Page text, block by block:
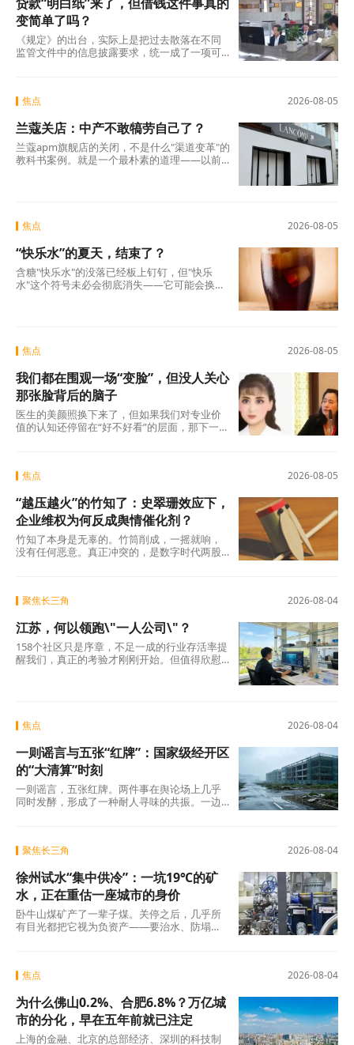
变简单了吗？
《规定》的出台，实际上是把过去散落在不同
监管文件中的信息披露要求，统一成了一项可
获客、担保增信等领域的第三方合作机构统一
须在你借钱之前，把全部费用列在一张表上，
算清年化综合成本，让你签字确认。 这张表，
业内称之为贷款“明白纸”。
2026-08-05
焦点
兰蔻关店：中产不敢犒劳自己了？
兰蔻apm旗舰店的关闭，不是什么"渠道变革"的
教科书案例。就是一个最朴素的道理——以前
2026-08-05
焦点
“快乐水”的夏天，结束了？
含糖"快乐水"的没落已经板上钉钉，但"快乐
水"这个符号未必会彻底消失——它可能会换一
2026-08-05
焦点
我们都在围观一场“变脸”，但没人关心
那张脸背后的脑子
医生的美颜照换下来了，但如果我们对专业价
值的认知还停留在“好不好看”的层面，那下一
2026-08-05
焦点
“越压越火”的竹知了：史翠珊效应下，
企业维权为何反成舆情催化剂？
竹知了本身是无辜的。竹筒削成，一摇就响，
没有任何恶意。真正冲突的，是数字时代两股
2026-08-04
聚焦长三角
江苏，何以领跑\"一人公司\"？
158个社区只是序章，不足一成的行业存活率提
醒我们，真正的考验才刚刚开始。但值得欣慰
2026-08-04
焦点
一则谣言与五张“红牌”：国家级经开区
的“大清算”时刻
一则谣言，五张红牌。两件事在舆论场上几乎
同时发酵，形成了一种耐人寻味的共振。一边
2026-08-04
聚焦长三角
徐州试水“集中供冷”：一坑19℃的矿
水，正在重估一座城市的身价
卧牛山煤矿产了一辈子煤。关停之后，几乎所
有目光都把它视为负资产——要治水、防塌
2026-08-04
焦点
为什么佛山0.2%、合肥6.8%？万亿城
市的分化，早在五年前就已注定
上海的金融、北京的总部经济、深圳的科技制